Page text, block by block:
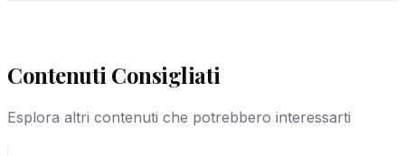
Contenuti Consigliati
Esplora altri contenuti che potrebbero interessarti